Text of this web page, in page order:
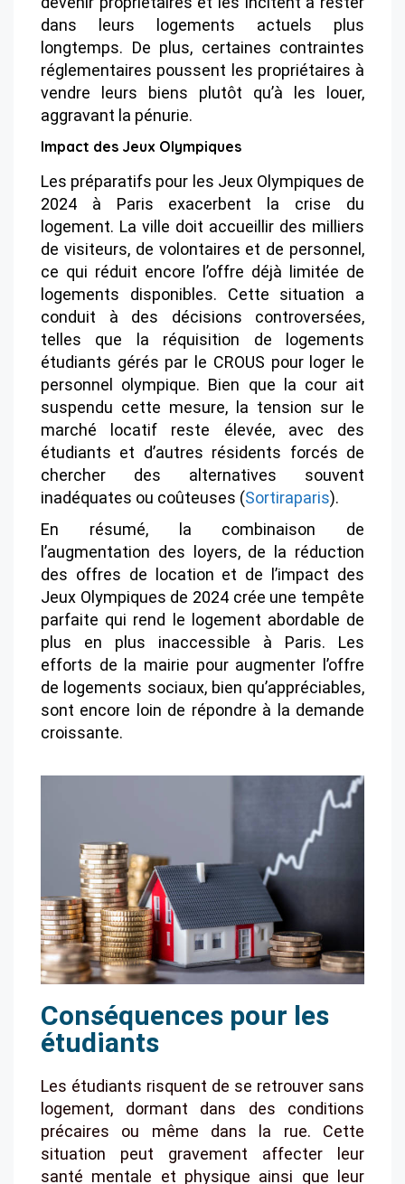
dans leurs logements actuels plus
longtemps​​. De plus, certaines contraintes
réglementaires poussent les propriétaires à
vendre leurs biens plutôt qu’à les louer,
aggravant la pénurie.
Impact des Jeux Olympiques
Les préparatifs pour les Jeux Olympiques de
2024 à Paris exacerbent la crise du
logement. La ville doit accueillir des milliers
de visiteurs, de volontaires et de personnel,
ce qui réduit encore l’offre déjà limitée de
logements disponibles​​. Cette situation a
conduit à des décisions controversées,
telles que la réquisition de logements
étudiants gérés par le CROUS pour loger le
personnel olympique. Bien que la cour ait
suspendu cette mesure, la tension sur le
marché locatif reste élevée, avec des
étudiants et d’autres résidents forcés de
chercher des alternatives souvent
inadéquates ou coûteuses​ (Sortiraparis)​​​.
En résumé, la combinaison de
l’augmentation des loyers, de la réduction
des offres de location et de l’impact des
Jeux Olympiques de 2024 crée une tempête
parfaite qui rend le logement abordable de
plus en plus inaccessible à Paris. Les
efforts de la mairie pour augmenter l’offre
de logements sociaux, bien qu’appréciables,
sont encore loin de répondre à la demande
croissante.
Conséquences pour les
étudiants
Les étudiants risquent de se retrouver sans
logement, dormant dans des conditions
précaires ou même dans la rue. Cette
situation peut gravement affecter leur
santé mentale et physique ainsi que leur